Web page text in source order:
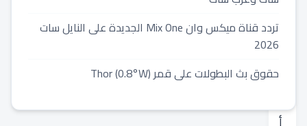
ق
تردد قناة ميكس وان Mix One الجديدة على النايل سات
2026
حقوق بث البطولات على قمر Thor (0.8°W)